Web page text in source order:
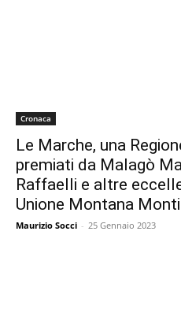
Cronaca
Le Marche, una
premiati da Malagò
Raffaelli e altre
Unione Montana
Maurizio Socci - 25 Gennaio 2023